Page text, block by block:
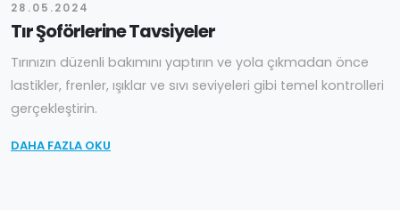
28.05.2024
Tır Şoförlerine Tavsiyeler
Tırınızın düzenli bakımını yaptırın ve yola çıkmadan önce
lastikler, frenler, ışıklar ve sıvı seviyeleri gibi temel kontrolleri
gerçekleştirin.
DAHA FAZLA OKU